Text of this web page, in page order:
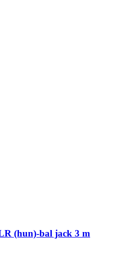
(hun)-bal jack 3 m